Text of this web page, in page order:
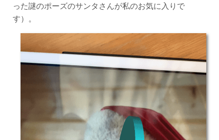
った謎のポーズのサンタさんが私のお気に入りで
す）。